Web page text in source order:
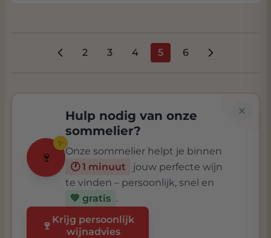
Pagina
2 Pagina
3 Pagina
4 U lees momenteel
5 Pagina
6
🍷
✨
Hulp nodig van onze
sommelier?
Onze sommelier helpt je binnen
🕐 1 minuut
jouw perfecte wijn
te vinden – persoonlijk, snel en
💚 gratis .
🍷 Krijg persoonlijk
wijnadvies